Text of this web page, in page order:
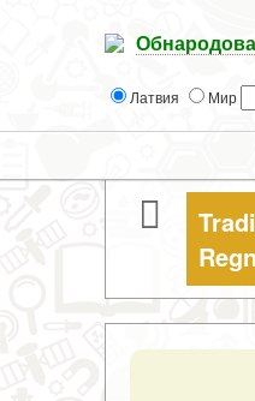
Латвия Мир